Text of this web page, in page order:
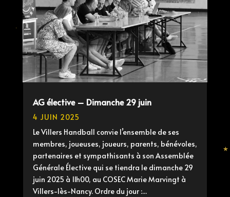
AG élective – Dimanche 29 juin
4 JUIN 2025
Le Villers Handball convie l’ensemble de ses
membres, joueuses, joueurs, parents, bénévoles,
partenaires et sympathisants à son Assemblée
Générale Élective qui se tiendra le dimanche 29
juin 2025 à 11h00, au COSEC Marie Marvingt à
Villers-lès-Nancy. Ordre du jour :...